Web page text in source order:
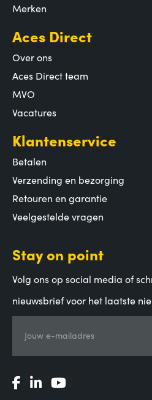
Merken
Aces Direct
Over ons
Aces Direct team
MVO
Vacatures
Klantenservice
Betalen
Verzending en bezorging
Retouren en garantie
Veelgestelde vragen
Stay on point
Volg ons op social media of
nieuwsbrief voor het laatste
Jouw e-mailadres